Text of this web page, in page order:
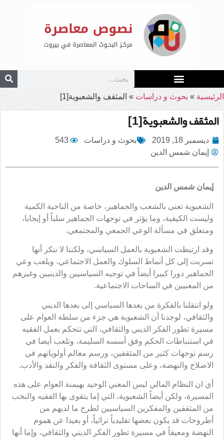
الرئيسية » بحوث و دراسات » المثقف والشعبوية[1]
المثقف والشعبوية[1]
ديسمبر 18, 2019 بحوث و دراسات
543
إيمان شمس الدين
إيمان شمس الدين
الشعبوية تعنى بالشعب والجماهير، خاصة من الناحية الكمية
وليست الكيفية، وما يؤثر في توجهات الجماهير سلباً أو إيجابا،
ومتعلق في مسألة الوعي الجمعي والمجتمعي.
وقد ارتبطت الشعبوية بالعمل السياسي، ولكننا لا ننكر أنها
تسربت إلى كل أنماط السلوك والعمل الاجتماعي، ويلعب وعي
الجماهير دورا كبيرا أيضاً في توجيه السياسيين والدينيين وغيرهم
من المعنيين في الساحات الاجتماعية.
ولو انتقلنا بالفكرة من بعدها السياسي إلى بعدها الديني
والثقافي، لوجدنا أن الشعبوية هي جزء من سلطة العوام على
مسيرة تطور الفكر الديني والثقافي، التي تتحكم بعمل الفقيه
في استنباطات الحكم وفق أسسه السليمة، وتلعب أيضا في
رسم توجهات كثير من المثقفين، ورسم معالم أولوياتهم في
الاصلاح والنهضة، وعلى مستوى الثقافة والفكر والنقد والأدب.
أي ان النظام المالي ليس المعني الوحيد بهيمنة العوام على هذه
المسيرة، ولكن أيضاً الشعبوية، التي إما يتقوى بها الفقيه والنخب
من المثقفين والمفكرين السياسيين لطرح ما لديهم من
أطروحات قد يكون بعضها تقليدياً تراثياً، أو بعيدا عن هموم
النهضة ومعيقاً في مسيرة تطور الفكر الديني والثقافي، وإما أنها